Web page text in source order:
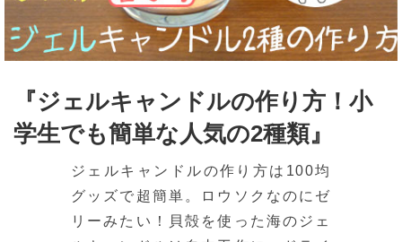
『ジェルキャンドルの作り方！小
学生でも簡単な人気の2種類』
ジェルキャンドルの作り方は100均
グッズで超簡単。ロウソクなのにゼ
リーみたい！貝殻を使った海のジェ